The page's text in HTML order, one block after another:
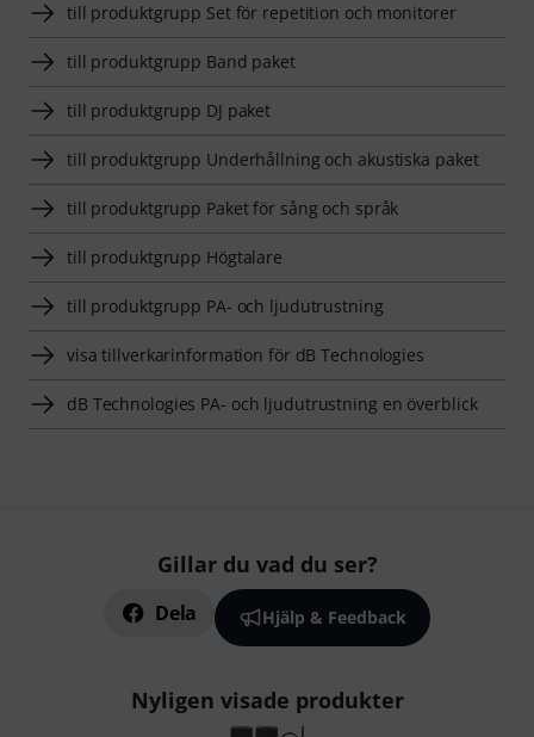
till produktgrupp Set för repetition och monitorer
till produktgrupp Band paket
till produktgrupp DJ paket
till produktgrupp Underhållning och akustiska paket
till produktgrupp Paket för sång och språk
till produktgrupp Högtalare
till produktgrupp PA- och ljudutrustning
visa tillverkarinformation för dB Technologies
dB Technologies PA- och ljudutrustning en överblick
Gillar du vad du ser?
Dela Hjälp & Feedback
Nyligen visade produkter